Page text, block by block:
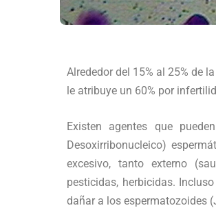
Alrededor del 15% al 25% de
le atribuye un 60% por
Existen agentes que
Desoxirribonucleico)
excesivo, tanto externo
pesticidas, herbicidas.
dañar a los espermatozoides